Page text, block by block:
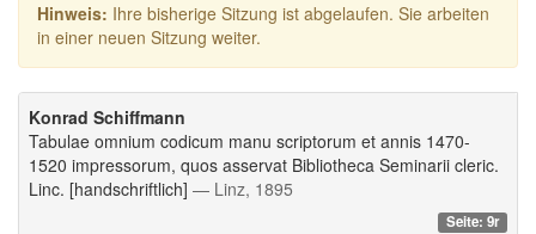
Hinweis: Ihre bisherige Sitzung ist abgelaufen. Sie arbeiten
in einer neuen Sitzung weiter.
Konrad Schiffmann
Tabulae omnium codicum manu scriptorum et annis 1470-
1520 impressorum, quos asservat Bibliotheca Seminarii cleric.
Linc. [handschriftlich] — Linz, 1895
Seite: 9r